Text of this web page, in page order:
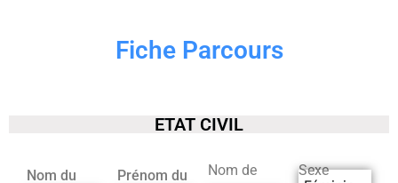
Fiche Parcours
ETAT CIVIL
Nom du
Prénom du
Nom de
Sexe